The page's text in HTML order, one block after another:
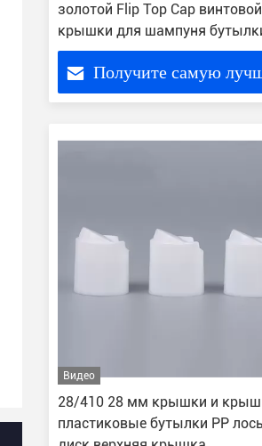
золотой Flip Top Cap винтовой
крышки для шампуня
мыла
Получите самую
Видео
28/410 28 мм крышки и
пластиковые бутылки PP